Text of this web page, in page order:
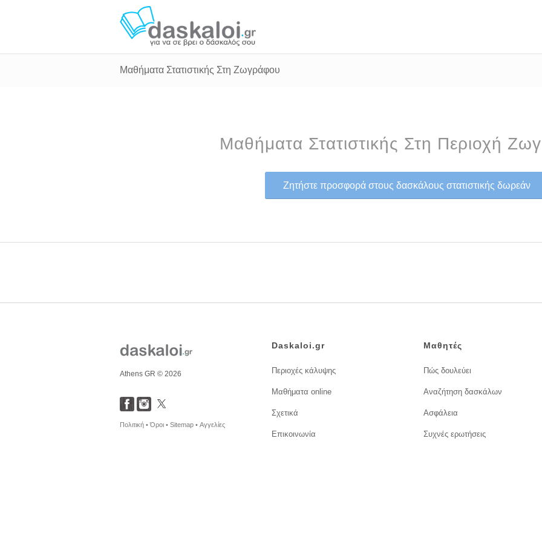
Μαθήματα Στατιστικής Στη Ζωγράφου
Μαθήματα Στατιστικής Στη Περιοχή
Ζητήστε προσφορά στους δασκάλους στατιστικής δωρεάν
Athens GR © 2026
Πολιτική •Όροι • Sitemap • Αγγελίες
Daskaloi.gr
Περιοχές κάλυψης
Μαθήματα online
Σχετικά
Επικοινωνία
Μαθητές
Πώς δουλεύει
Αναζήτηση δασκάλων
Ασφάλεια
Συχνές ερωτήσεις